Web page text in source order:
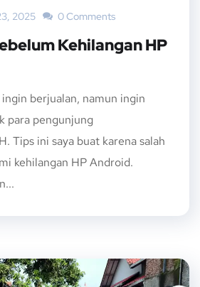
2025 0 Comments
Kehilangan HP
berjualan, namun ingin
para pengunjung
Tips ini saya buat karena salah
kehilangan HP Android.